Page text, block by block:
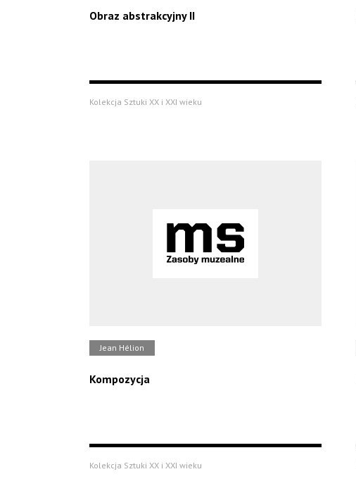
Obraz abstrakcyjny II
Kolekcja Sztuki XX i XXI wieku
Jean Hélion
Kompozycja
Kolekcja Sztuki XX i XXI wieku